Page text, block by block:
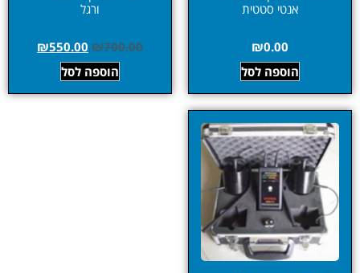
אנטי סטטית
₪0.00
הוספה לסל
ורגל
₪700.00
₪550.00
הוספה לסל